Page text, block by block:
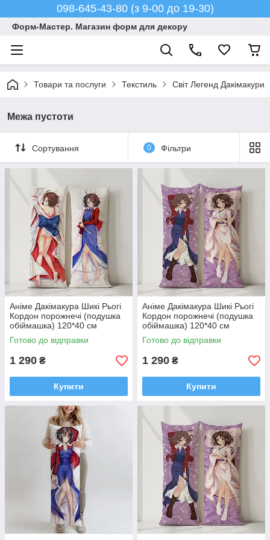
098-645-43-80 (з 9-00 до 19-30)
Форм-Мастер. Магазин форм для декору
Товари та послуги Текстиль Світ Легенд Дакімакури
Межа пустоти
Сортування 0 Фільтри
Аніме Дакімакура Шикі Рьогі
Кордон порожнечі (подушка
обіймашка) 120*40 см
Готово до відправки
1 290 ₴
Купити
Аніме Дакімакура Шикі Рьогі
Кордон порожнечі (подушка
обіймашка) 120*40 см
Готово до відправки
1 290 ₴
Купити